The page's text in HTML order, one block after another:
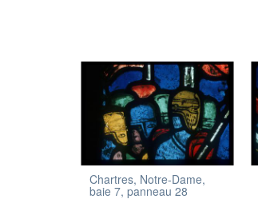
Chartres, Notre-Dame,
baie 7, panneau 28